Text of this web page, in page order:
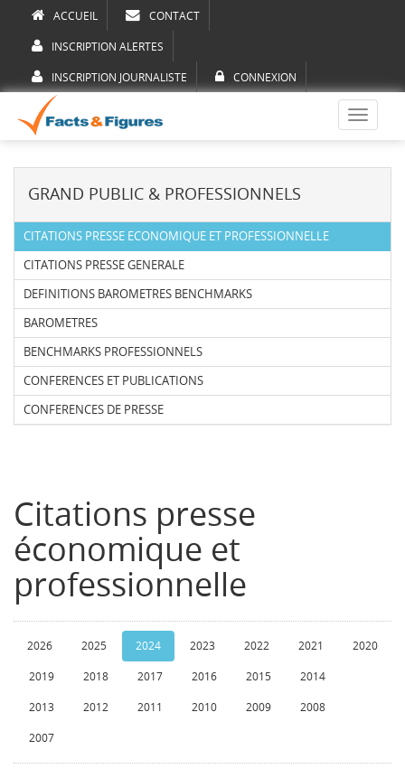
ACCUEIL CONTACT
INSCRIPTION ALERTES
INSCRIPTION JOURNALISTE CONNEXION
Toggle
GRAND PUBLIC & PROFESSIONNELS
CITATIONS PRESSE ECONOMIQUE ET PROFESSIONNELLE
CITATIONS PRESSE GENERALE
DEFINITIONS BAROMETRES BENCHMARKS
BAROMETRES
BENCHMARKS PROFESSIONNELS
CONFERENCES ET PUBLICATIONS
CONFERENCES DE PRESSE
Citations presse
économique et
professionnelle
2026 2025 2024 2023 2022 2021 2020
2019 2018 2017 2016 2015 2014
2013 2012 2011 2010 2009 2008
2007